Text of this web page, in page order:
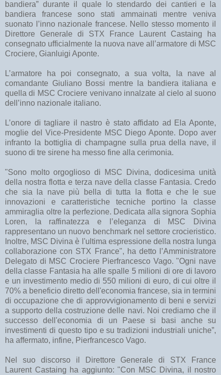
bandiera” durante il quale lo stendardo dei cantieri e la
bandiera francese sono stati ammainati mentre veniva
suonato l’inno nazionale francese. Nello stesso momento il
Direttore Generale di STX France Laurent Castaing ha
consegnato ufficialmente la nuova nave all’armatore di MSC
Crociere, Gianluigi Aponte.
L’armatore ha poi consegnato, a sua volta, la nave al
comandante Giuliano Bossi mentre la bandiera italiana e
quella di MSC Crociere venivano innalzate al cielo al suono
dell’inno nazionale italiano.
L’onore di tagliare il nastro è stato affidato ad Ela Aponte,
moglie del Vice-Presidente MSC Diego Aponte. Dopo aver
infranto la bottiglia di champagne sulla prua della nave, il
suono di tre sirene ha messo fine alla cerimonia.
"Sono molto orgoglioso di MSC Divina, dodicesima unità
della nostra flotta e terza nave della classe Fantasia. Credo
che sia la nave più bella di tutta la flotta e che le sue
innovazioni e caratteristiche tecniche portino la classe
ammiraglia oltre la perfezione. Dedicata alla signora Sophia
Loren, la raffinatezza e l’eleganza di MSC Divina
rappresentano un nuovo benchmark nel settore crocieristico.
Inoltre, MSC Divina è l'ultima espressione della nostra lunga
collaborazione con STX France", ha detto l’Amministratore
Delegato di MSC Crociere Pierfrancesco Vago. "Ogni nave
della classe Fantasia ha alle spalle 5 milioni di ore di lavoro
e un investimento medio di 550 milioni di euro, di cui oltre il
70% a beneficio diretto dell'economia francese, sia in termini
di occupazione che di approvvigionamento di beni e servizi
a supporto della costruzione delle navi. Noi crediamo che il
successo dell'economia di un Paese si basi anche su
investimenti di questo tipo e su tradizioni industriali uniche”,
ha affermato, infine, Pierfrancesco Vago.
Nel suo discorso il Direttore Generale di STX France
Laurent Castaing ha aggiunto: "Con MSC Divina, il nostro